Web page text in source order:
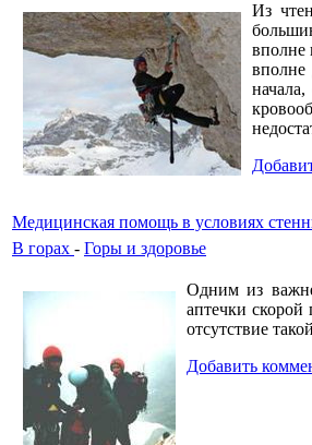
Из
вполне
вполне
Медицинская помощь в условиях
В горах - Горы и здоровье
Одним из
аптечки
отсутствие
Добавить